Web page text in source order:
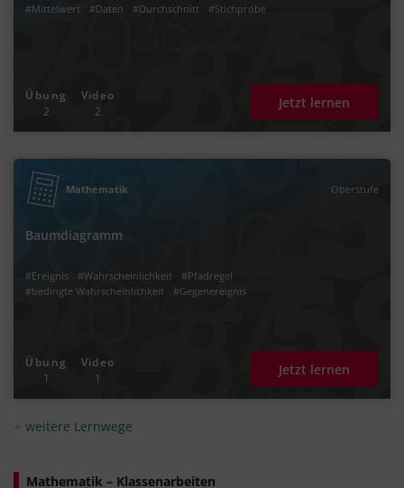
#Mittelwert #Daten #Durchschnitt #Stichprobe
Übung
2
Video
2
Jetzt lernen
Mathematik Oberstufe
Baumdiagramm
#Ereignis #Wahrscheinlichkeit
#Pfadregel
#bedingte Wahrscheinlichkeit
#Gegenereignis
Übung
1
Video
1
Jetzt lernen
weitere Lernwege
Mathematik – Klassenarbeiten